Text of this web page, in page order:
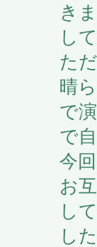
き
し
た
晴
で
で
今
お
し
し